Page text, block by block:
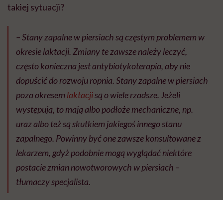
takiej sytuacji?
– Stany zapalne w piersiach są częstym problemem w
okresie laktacji. Zmiany te zawsze należy leczyć,
często konieczna jest antybiotykoterapia, aby nie
dopuścić do rozwoju ropnia. Stany zapalne w piersiach
poza okresem laktacjisą o wiele rzadsze. Jeżeli
występują, to mają albo podłoże mechaniczne, np.
uraz albo też są skutkiem jakiegoś innego stanu
zapalnego. Powinny być one zawsze konsultowane z
lekarzem, gdyż podobnie mogą wyglądać niektóre
postacie zmian nowotworowych w piersiach –
tłumaczy specjalista.